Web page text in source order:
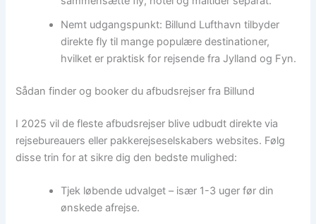
Nemt udgangspunkt: Billund Lufthavn tilbyder
direkte fly til mange populære destinationer,
hvilket er praktisk for rejsende fra Jylland og Fyn.
Sådan finder og booker du afbudsrejser fra Billund
I 2025 vil de fleste afbudsrejser blive udbudt direkte via
rejsebureauers eller pakkerejseselskabers websites. Følg
disse trin for at sikre dig den bedste mulighed:
Tjek løbende udvalget – især 1-3 uger før din
ønskede afrejse.